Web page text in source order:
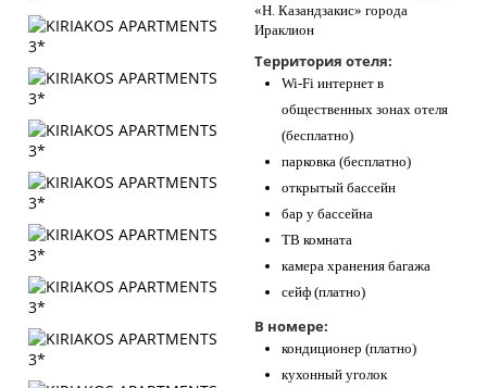
«Н. Казандзакис» города
Ираклион
Территория отеля:
Wi-Fi интернет в
общественных зонах отеля
(бесплатно)
парковка (бесплатно)
открытый бассейн
бар у бассейна
ТВ комната
камера хранения багажа
сейф (платно)
В номере:
кондиционер (платно)
кухонный уголок